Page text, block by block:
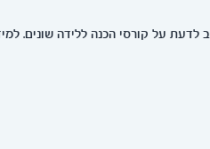
בכלל חשוב לדעת על קורסי הכנה ללידה